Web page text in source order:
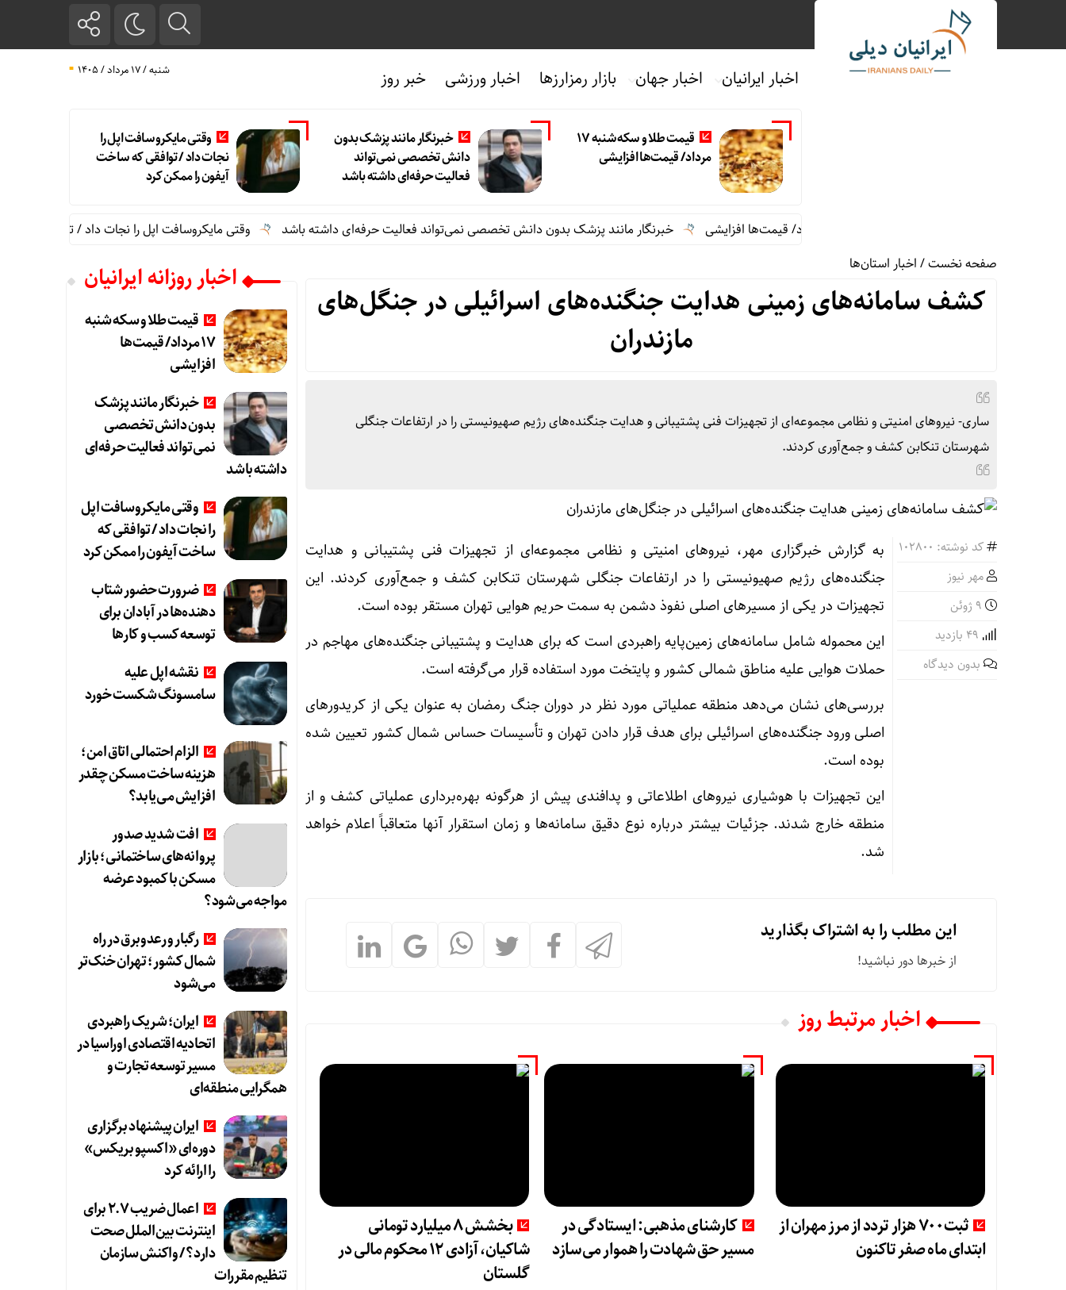
اخبار ایرانیان اخبار جهان بازار رمزارزها اخبار ورزشی خبر روز شنبه / ۱۷ مرداد / ۱۴۰۵
قیمت طلا و سکه شنبه 17
مرداد/ قیمت‌ها افزایشی
خبرنگار مانند پزشک بدون
دانش تخصصی نمی‌تواند
فعالیت حرفه‌ای داشته باشد
وقتی مایکروسافت اپل را
نجات داد / توافقی که ساخت
آیفون را ممکن کرد
خبرنگار مانند پزشک بدون دانش تخصصی نمی‌تواند فعالیت حرفه‌ای داشته باشد
وقتی مایکروسافت اپل را نجات داد / توافقی که ساخت
صفحه نخست/اخبار استان‌ها
کشف سامانه‌های زمینی هدایت جنگنده‌های اسرائیلی در جنگل‌های
مازندران
ساری- نیروهای امنیتی و نظامی مجموعه‌ای از تجهیزات فنی پشتیبانی و هدایت جنگنده‌های رژیم صهیونیستی را در ارتفاعات جنگلی
شهرستان تنکابن کشف و جمع‌آوری کردند.
کد نوشته: 102800
مهر نیوز
بدون دیدگاه
به گزارش خبرگزاری مهر، نیروهای امنیتی و نظامی مجموعه‌ای از تجهیزات فنی پشتیبانی و هدایت
جنگنده‌های رژیم صهیونیستی را در ارتفاعات جنگلی شهرستان تنکابن کشف و جمع‌آوری کردند. این
تجهیزات در یکی از مسیرهای اصلی نفوذ دشمن به سمت حریم هوایی تهران مستقر بوده است.
این محموله شامل سامانه‌های زمین‌پایه راهبردی است که برای هدایت و پشتیبانی جنگنده‌های مهاجم در
حملات هوایی علیه مناطق شمالی کشور و پایتخت مورد استفاده قرار می‌گرفته است.
بررسی‌های نشان می‌دهد منطقه عملیاتی مورد نظر در دوران جنگ رمضان به عنوان یکی از کریدورهای
اصلی ورود جنگنده‌های اسرائیلی برای هدف قرار دادن تهران و تأسیسات حساس شمال کشور تعیین شده
بوده است.
این تجهیزات با هوشیاری نیروهای اطلاعاتی و پدافندی پیش از هرگونه بهره‌برداری عملیاتی کشف و از
منطقه خارج شدند. جزئیات بیشتر درباره نوع دقیق سامانه‌ها و زمان استقرار آنها متعاقباً اعلام خواهد
شد.
این مطلب را به اشتراک بگذارید
از خبرها دور نباشید!
اخبار مرتبط روز
ثبت۷۰۰ هزار تردد از مرز مهران از
ابتدای ماه صفر تاکنون
کارشنای مذهبی: ایستادگی در
مسیر حق شهادت را هموار می‌سازد
بخشش ۸ میلیارد تومانی
شاکیان، آزادی ۱۲ محکوم مالی در
گلستان
اخبار روزانه ایرانیان
قیمت طلا و سکه شنبه
17 مرداد/ قیمت‌ها
افزایشی
خبرنگار مانند پزشک
بدون دانش تخصصی
نمی‌تواند فعالیت حرفه‌ای
داشته باشد
وقتی مایکروسافت اپل
را نجات داد / توافقی که
ساخت آیفون را ممکن کرد
ضرورت حضور شتاب
‌دهنده‌ها در آبادان برای
توسعه کسب‌ و کارها
نقشه اپل علیه
سامسونگ شکست خورد
الزام احتمالی اتاق امن؛
هزینه ساخت مسکن چقدر
افزایش می‌یابد؟
افت شدید صدور
پروانه‌های ساختمانی؛ بازار
مسکن با کمبود عرضه
مواجه می‌شود؟
رگبار و رعدوبرق در راه
شمال کشور؛ تهران خنک‌تر
می‌شود
ایران؛ شریک راهبردی
اتحادیه اقتصادی اوراسیا در
مسیر توسعه تجارت و
همگرایی منطقه‌ای
ایران پیشنهاد برگزاری
دوره‌ای «اکسپو بریکس»
را ارائه کرد
اعمال ضریب ۲.۷ برای
اینترنت بین‌الملل صحت
دارد؟ / واکنش سازمان
تنظیم مقررات